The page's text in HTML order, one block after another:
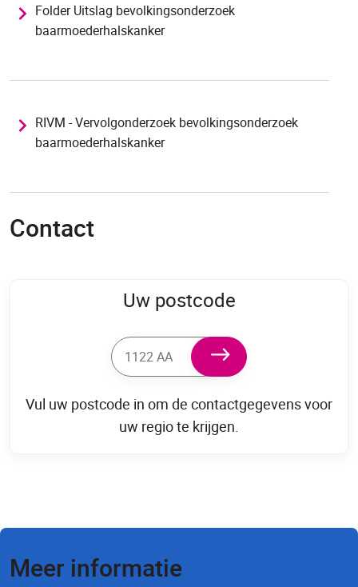
Folder Uitslag bevolkingsonderzoek
baarmoederhalskanker
RIVM - Vervolgonderzoek bevolkingsonderzoek
baarmoederhalskanker
Contact
Uw postcode
Vul uw postcode in om de contactgegevens voor
uw regio te krijgen.
Meer informatie